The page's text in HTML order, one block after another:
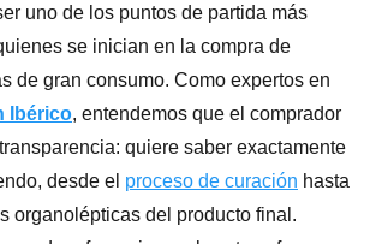
uno de los puntos de partida más
se inician en la compra de
de gran consumo. Como expertos en
Ibérico, entendemos que el comprador
quiere saber exactamente
desde el proceso de curación hasta
organolépticas del producto final.